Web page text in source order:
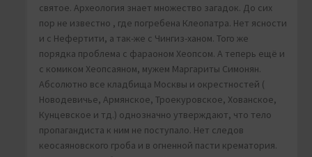
святое. Археология знает множество загадок. До сих
пор не известно , где погребена Клеопатра. Нет ясности
и с Нефертити, а так-же с Чингиз-ханом. Того же
порядка проблема с фараоном Хеопсом. А теперь ещё и
с комиком Хеопсаяном, мужем Маргариты Симонян.
Абсолютно все кладбища Москвы и окрестностей (
Новодевичье, Армянское, Троекуровское, Хованское,
Кунцевское и тд.) однозначно утверждают, что тело
пропагандиста к ним не поступало. Нет следов
кеосаяновского гроба и в огненной пасти крематория.